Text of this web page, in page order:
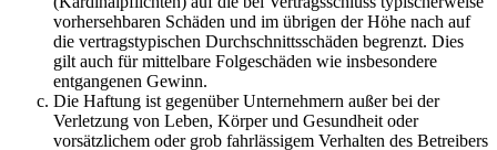
vorhersehbaren Schäden und im übrigen der Höhe nach auf
die vertragstypischen Durchschnittsschäden begrenzt. Dies
gilt auch für mittelbare Folgeschäden wie insbesondere
entgangenen Gewinn.
Die Haftung ist gegenüber Unternehmern außer bei der
Verletzung von Leben, Körper und Gesundheit oder
vorsätzlichem oder grob fahrlässigem Verhalten des Betreibers